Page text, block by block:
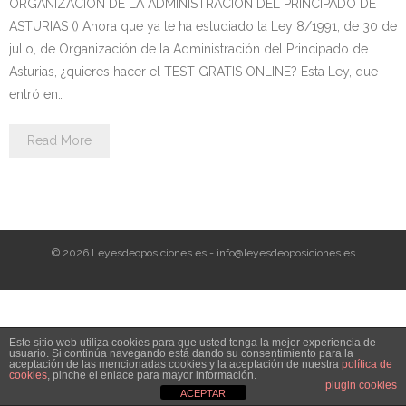
Personalidad Jurídica PROPIA
- La Administración Pública en La Constitución
- Qué se entiende por CONSOLIDACIÓN y por
2025
- OPOSICIÓN Gestión Procesal, turno libre – 2025
ORGANIZACIÓN DE LA ADMINISTRACIÓN DEL PRINCIPADO DE
ASTURIAS () Ahora que ya te ha estudiado la Ley 8/1991, de 30 de
julio, de Organización de la Administración del Principado de
Asturias, ¿quieres hacer el TEST GRATIS ONLINE? Esta Ley, que
entró en…
Read More
© 2026 Leyesdeoposiciones.es - info@leyesdeoposiciones.es
Este sitio web utiliza cookies para que usted tenga la mejor experiencia de
usuario. Si continúa navegando está dando su consentimiento para la
aceptación de las mencionadas cookies y la aceptación de nuestra política de
cookies, pinche el enlace para mayor información.
plugin cookies
ACEPTAR